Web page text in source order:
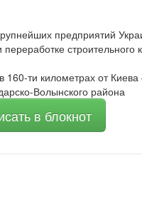
предприятий
строительного
160-ти километрах от Киева
Волынского района
в блокнот